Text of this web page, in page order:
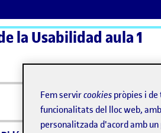
la Usabilidad aula 1
ActiFolios
Fem servircookies pròpies i
funcionalitats del lloc web,
personalitzada d'acord amb